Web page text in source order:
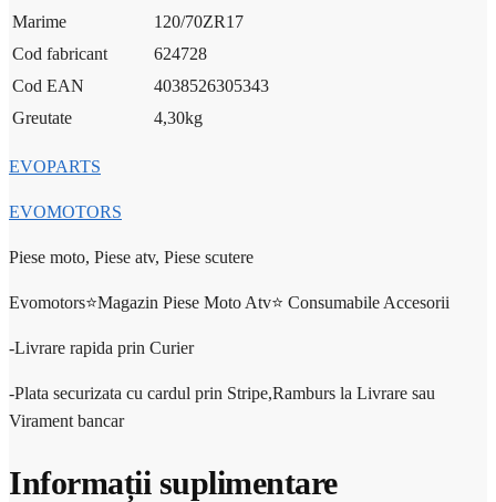
Marime
120/70ZR17
Cod fabricant
624728
Cod EAN
4038526305343
Greutate
4,30kg
EVOPARTS
EVOMOTORS
Piese moto, Piese atv, Piese scutere
Evomotors⭐️Magazin Piese Moto Atv⭐️ Consumabile Accesorii
-Livrare rapida prin Curier
-Plata securizata cu cardul prin Stripe,Ramburs la Livrare sau
Virament bancar
Informații suplimentare